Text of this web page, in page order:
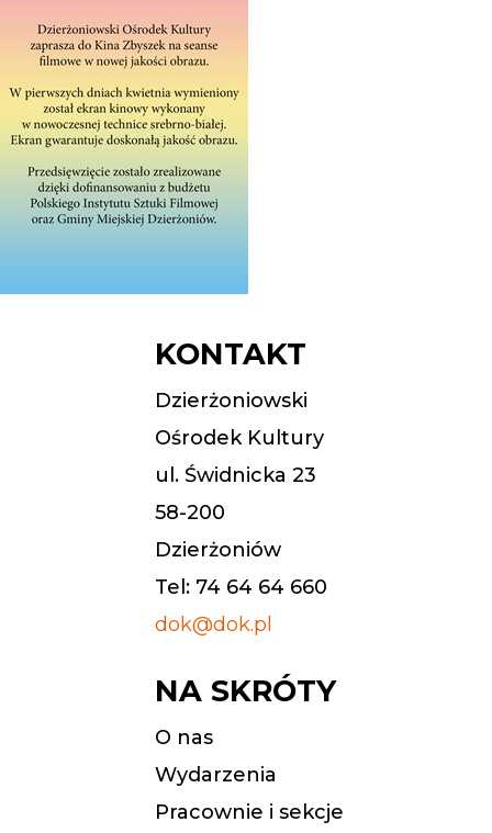
KONTAKT
Dzierżoniowski
Ośrodek Kultury
ul. Świdnicka 23
58-200
Dzierżoniów
Tel: 74 64 64 660
dok@dok.pl
NA SKRÓTY
O nas
Wydarzenia
Pracownie i sekcje